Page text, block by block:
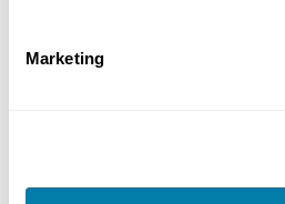
Marketing
Es gibt verschiedene Wege, wie Sie
sparen können. Von der Auswahl